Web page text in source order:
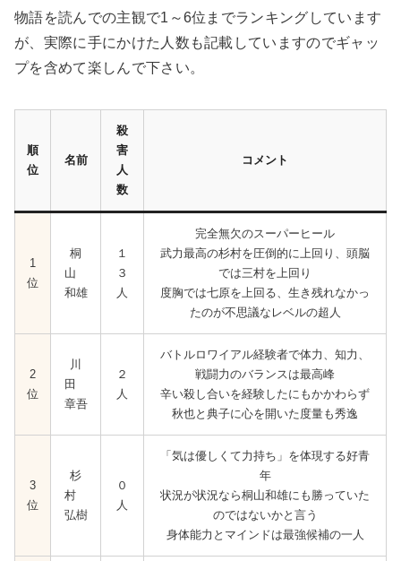
物語を読んでの主観で1～6位までランキングしています
が、実際に手にかけた人数も記載していますのでギャッ
プを含めて楽しんで下さい。
順
位
名前
殺
害
人
数
コメント
1
位
桐
山
和雄
１
３
人
完全無欠のスーパーヒール
武力最高の杉村を圧倒的に上回り、頭脳
では三村を上回り
度胸では七原を上回る、生き残れなかっ
たのが不思議なレベルの超人
2
位
川
田
章吾
２
人
バトルロワイアル経験者で体力、知力、
戦闘力のバランスは最高峰
辛い殺し合いを経験したにもかかわらず
秋也と典子に心を開いた度量も秀逸
3
位
杉
村
弘樹
０
人
「気は優しくて力持ち」を体現する好青
年
状況が状況なら桐山和雄にも勝っていた
のではないかと言う
身体能力とマインドは最強候補の一人